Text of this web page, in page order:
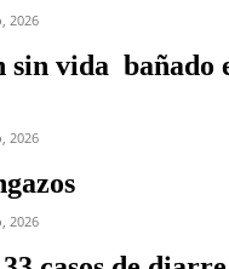
2026
sin vida bañado
2026
2026